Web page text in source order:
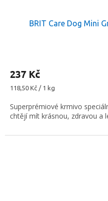
BRIT Care Dog Mini
237 Kč
Měrná
118,50 Kč / 1 kg
Superprémiové krmivo
chtějí mít krásnou, zdravou a